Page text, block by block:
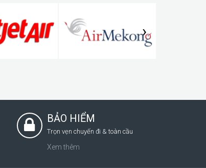
›
BẢO HIỂM
Trọn vẹn chuyến đi & toàn cầu
Xem thêm